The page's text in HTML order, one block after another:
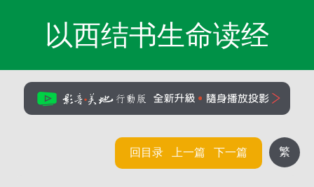
以西结书生命读经
繁
回目录 上一篇 下一篇